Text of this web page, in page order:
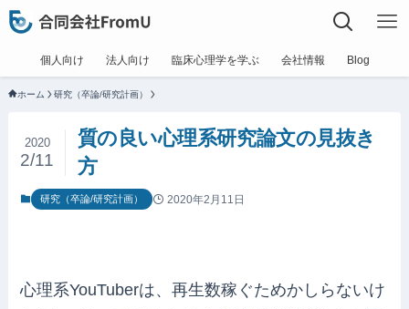
個人向け 法人向け 臨床心理学を学ぶ 会社情報 Blog
ホーム 研究（卒論/研究計画）
質の良い心理系研究論文の見抜き
方
2020
2/11
研究（卒論/研究計画） 2020年2月11日
心理系YouTuberは、再生数稼ぐためかしらないけ